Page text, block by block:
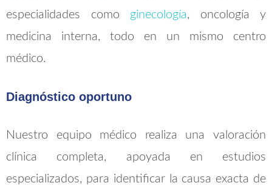
especialidades como ginecología, oncología y
medicina interna, todo en un mismo centro
médico.
Diagnóstico oportuno
Nuestro equipo médico realiza una valoración
clínica completa, apoyada en estudios
especializados, para identificar la causa exacta de